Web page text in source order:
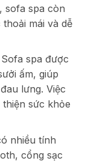
sofa spa còn
mái và dễ
spa được
ấm, giúp
lưng. Việc
sức khỏe
nhiều tính
cổng sạc